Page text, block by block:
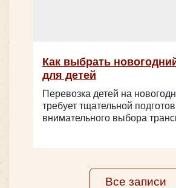
Как выбрать
для детей
Перевозка детей на
требует тщательной
внимательного выбора
Все записи